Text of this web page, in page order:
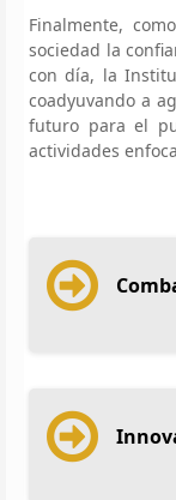
Finalmente,
sociedad la
con día, la
coadyuvando a
futuro para el
actividades